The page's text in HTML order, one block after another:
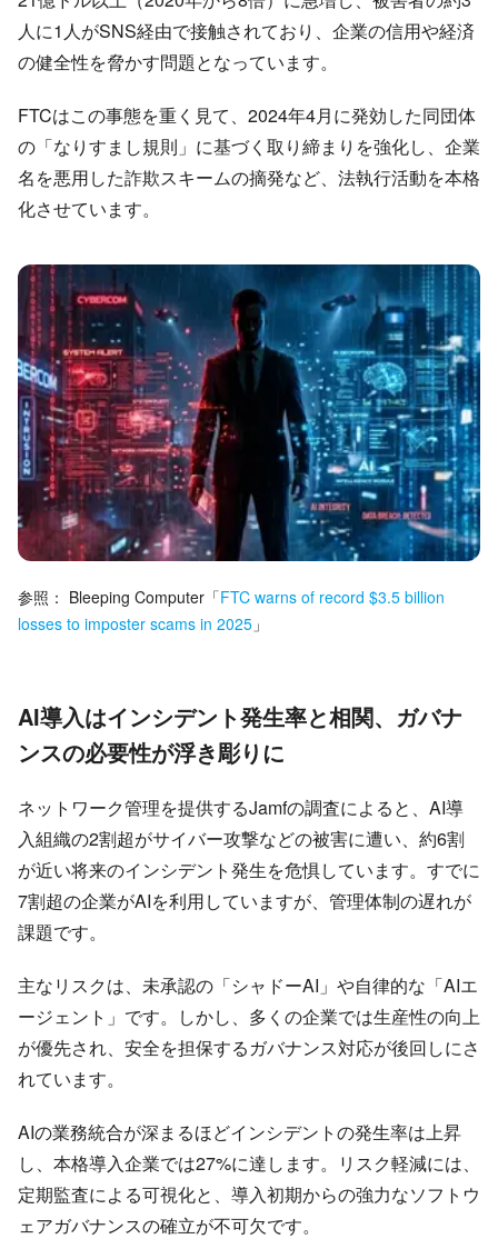
人に1人がSNS経由で接触されており、企業の信用や経済
の健全性を脅かす問題となっています。
FTCはこの事態を重く見て、2024年4月に発効した同団体
の「なりすまし規則」に基づく取り締まりを強化し、企業
名を悪用した詐欺スキームの摘発など、法執行活動を本格
化させています。
参照： Bleeping Computer 「FTC warns of record $3.5 billion
losses to imposter scams in 2025 」
AI導入はインシデント発生率と相関、ガバナ
ンスの必要性が浮き彫りに
ネットワーク管理を提供するJamfの調査によると、AI導
入組織の2割超がサイバー攻撃などの被害に遭い、約6割
が近い将来のインシデント発生を危惧しています。すでに
7割超の企業がAIを利用していますが、管理体制の遅れが
課題です。
主なリスクは、未承認の「シャドーAI」や自律的な「AIエ
ージェント」です。しかし、多くの企業では生産性の向上
が優先され、安全を担保するガバナンス対応が後回しにさ
れています。
AIの業務統合が深まるほどインシデントの発生率は上昇
し、本格導入企業では27%に達します。リスク軽減には、
定期監査による可視化と、導入初期からの強力なソフトウ
ェアガバナンスの確立が不可欠です。